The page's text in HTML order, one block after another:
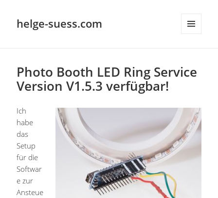
helge-suess.com
Photo Booth LED Ring Service
Version V1.5.3 verfügbar!
Ich
habe
das
Setup
für die
Softwar
e zur
Ansteue